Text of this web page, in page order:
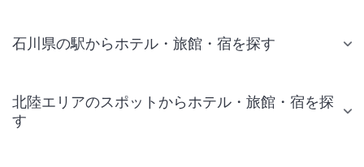
石川県の駅からホテル・旅館・宿を探す
北陸エリアのスポットからホテル・旅館・宿を探
す